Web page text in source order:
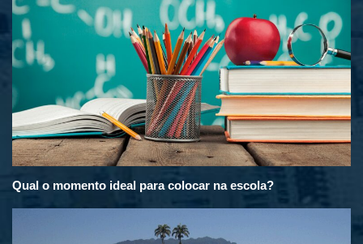
Qual o momento ideal para colocar na escola?